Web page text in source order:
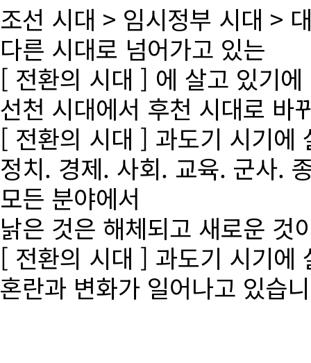
조선 시대 > 임시정부 시대 >
다른 시대로 넘어가고 있는
[ 전환의 시대 ] 에 살고 있기에
선천 시대에서 후천 시대로 바
[ 전환의 시대 ] 과도기 시기에
정치. 경제. 사회. 교육. 군사.
모든 분야에서
낡은 것은 해체되고 새로운 것
[ 전환의 시대 ] 과도기 시기에
혼란과 변화가 일어나고 있습